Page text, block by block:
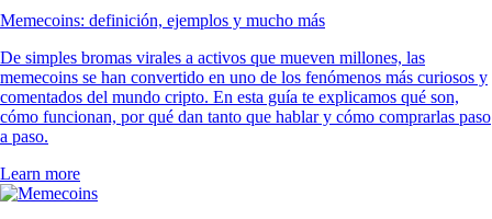
Memecoins: definición, ejemplos y mucho más
De simples bromas virales a activos que mueven millones, las
memecoins se han convertido en uno de los fenómenos más curiosos y
comentados del mundo cripto. En esta guía te explicamos qué son,
cómo funcionan, por qué dan tanto que hablar y cómo comprarlas paso
a paso.
Learn more